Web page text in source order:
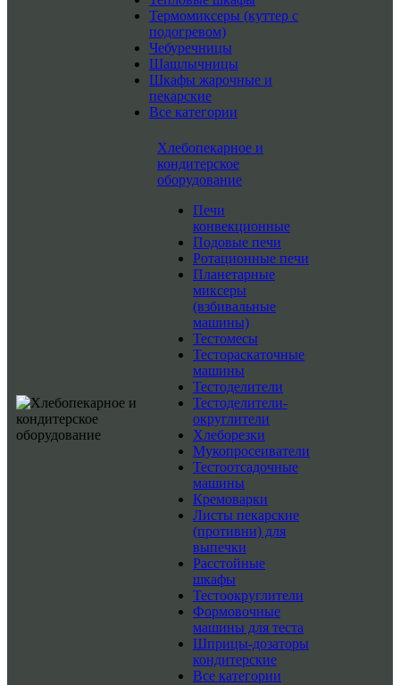
Термомиксеры (куттер с
подогревом)
Чебуречницы
Шашлычницы
Шкафы жарочные и
пекарские
Все категории
Хлебопекарное и
кондитерское
оборудование
Печи
конвекционные
Подовые печи
Ротационные печи
Планетарные
миксеры
(взбивальные
машины)
Тестомесы
Тестораскаточные
машины
Тестоделители
Тестоделители-
округлители
Хлеборезки
Мукопросеиватели
Тестоотсадочные
машины
Кремоварки
Листы пекарские
(противни) для
выпечки
Расстойные
шкафы
Тестоокруглители
Формовочные
машины для теста
Шприцы-дозаторы
кондитерские
Все категории